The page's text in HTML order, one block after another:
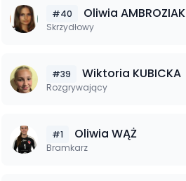
#40 Oliwia AMBROZIAK
Skrzydłowy
#39 Wiktoria KUBICKA
Rozgrywający
#1 Oliwia WĄŻ
Bramkarz